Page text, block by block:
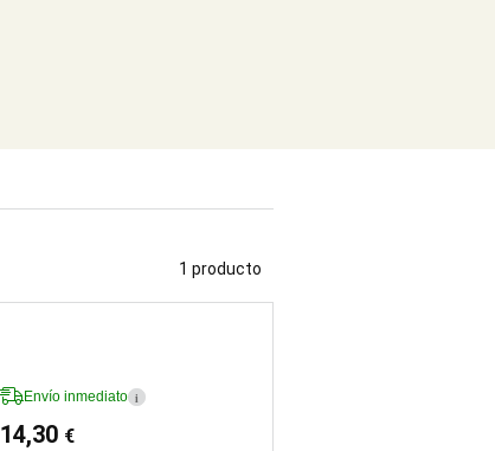
1 producto
Envío inmediato i
14,30 €